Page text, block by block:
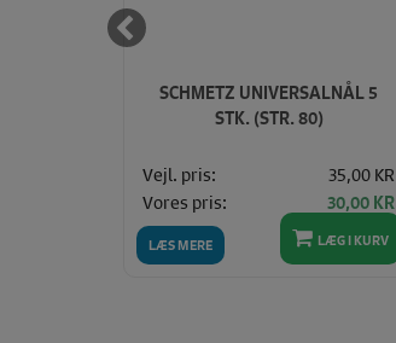
SCHMETZ UNIVERSALNÅL 5
STK. (STR. 80)
LÆS MERE
Vejl. pris:
35,00 KR
Vores pris:
30,00 KR
LÆG I KURV